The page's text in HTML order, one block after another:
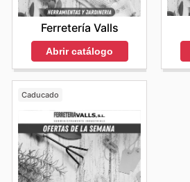
Ferretería Valls
Abrir catálogo
Caducado